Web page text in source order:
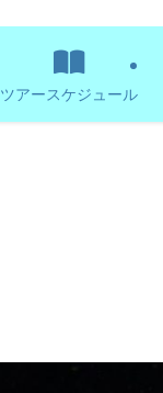
ツアースケジュール